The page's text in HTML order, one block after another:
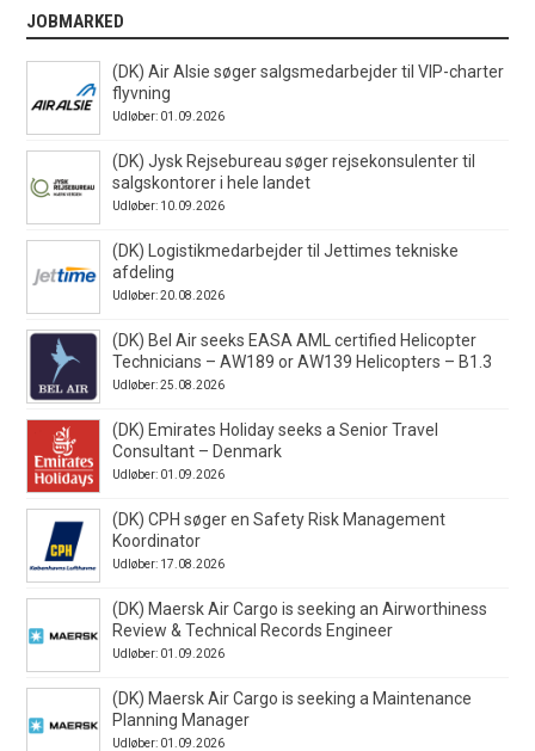
JOBMARKED
(DK) Air Alsie søger salgsmedarbejder til VIP-charter
flyvning
Udløber: 01.09.2026
(DK) Jysk Rejsebureau søger rejsekonsulenter til
salgskontorer i hele landet
Udløber: 10.09.2026
(DK) Logistikmedarbejder til Jettimes tekniske
afdeling
Udløber: 20.08.2026
(DK) Bel Air seeks EASA AML certified Helicopter
Technicians – AW189 or AW139 Helicopters – B1.3
Udløber: 25.08.2026
(DK) Emirates Holiday seeks a Senior Travel
Consultant – Denmark
Udløber: 01.09.2026
(DK) CPH søger en Safety Risk Management
Koordinator
Udløber: 17.08.2026
(DK) Maersk Air Cargo is seeking an Airworthiness
Review & Technical Records Engineer
Udløber: 01.09.2026
(DK) Maersk Air Cargo is seeking a Maintenance
Planning Manager
Udløber: 01.09.2026